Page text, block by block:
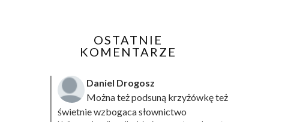
OSTATNIE
KOMENTARZE
Daniel Drogosz
Można też podsuną krzyżówkęteż
świetnie wzbogaca słownictwo